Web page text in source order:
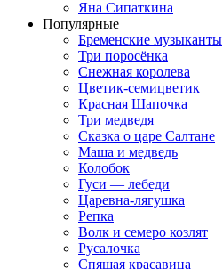
Яна Сипаткина
Популярные
Бременские музыканты
Три поросёнка
Снежная королева
Цветик-семицветик
Красная Шапочка
Три медведя
Сказка о царе Салтане
Маша и медведь
Колобок
Гуси — лебеди
Царевна-лягушка
Репка
Волк и семеро козлят
Русалочка
Спящая красавица